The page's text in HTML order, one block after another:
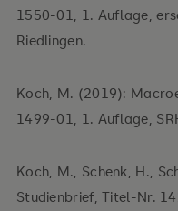
1550-01, 1. Auflage,
Riedlingen.
Koch, M. (2019):
1499-01, 1. Auflage,
Koch, M., Schenk, H.,
Studienbrief, Titel-Nr.